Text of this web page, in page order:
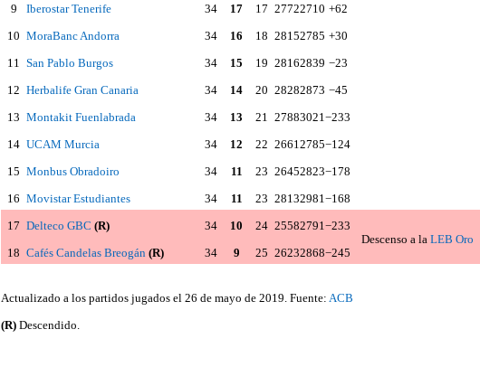
9
Iberostar Tenerife 34 17 17 27722710 +62
10 MoraBanc Andorra 34 16 18 28152785 +30
11
San Pablo Burgos 34 15 19 28162839 −23
12 Herbalife Gran Canaria 34 14 20 28282873 −45
13 Montakit Fuenlabrada 34 13 21 27883021 −233
14 UCAM Murcia 34 12 22 2661 2785−124
15 Monbus Obradoiro 34 11 23 26452823−178
16 Movistar Estudiantes 34 11 23 28132981 −168
17 Delteco GBC (R) 34 10 24 25582791 −233
Descenso a la LEB Oro
18 Cafés Candelas Breogán (R) 34 9 25 26232868−245
Actualizado a los partidos jugados el 26 de mayo de 2019. Fuente: ACB
(R) Descendido.